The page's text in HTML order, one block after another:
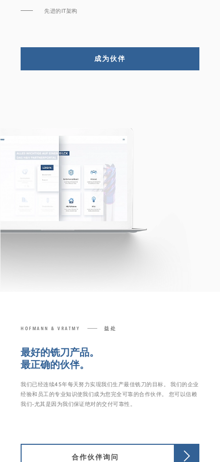
先进的IT架构
成为伙伴
HOFMANN & VRATMY 益处
最好的铣刀产品。
最正确的伙伴。
我们已经连续45年每天努力实现我们生产最佳铣刀的目标。 我们的企业
经验和员工的专业知识使我们成为您完全可靠的合作伙伴。 您可以信赖
我们–尤其是因为我们保证绝对的交付可靠性。
合作伙伴询问